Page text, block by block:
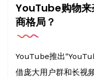
YouTube购物来
商格局？
YouTube推出
借庞大用户群和长视